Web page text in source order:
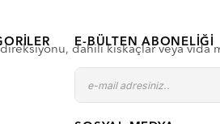
dahili kıskaçlar veya vida
E-BÜLTEN ABONELIĞI